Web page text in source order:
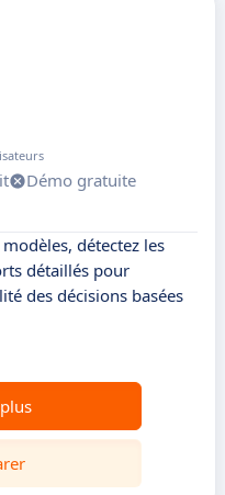
Démo gratuite
détectez les
détaillés pour
des décisions basées